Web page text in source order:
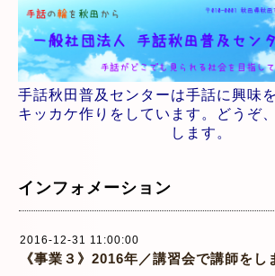
手話秋田普及センターは手話に興味
キッカケ作りをしています。どうぞ
します。
インフォメーション
2016-12-31 11:00:00
《事業３》2016年／講習会で講師をし